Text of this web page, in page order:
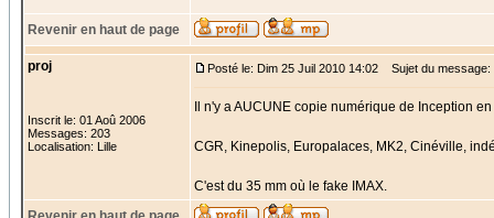
Revenir en haut de page
proj
Inscrit le: 01 Aoû 2006
Messages: 203
Localisation: Lille
Posté le: Dim 25 Juil 2010 14:02 Sujet du message:
Il n'y a AUCUNE copie numérique de Inception
CGR, Kinepolis, Europalaces, MK2, Cinéville,
C'est du 35 mm où le fake IMAX.